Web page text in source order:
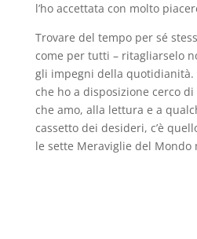
l’ho accettata con molto
Trovare del tempo per sé
come per tutti – ritagliarselo
gli impegni della
che ho a disposizione cerco
che amo, alla lettura e a
cassetto dei desideri, c’è
le sette Meraviglie del Mondo